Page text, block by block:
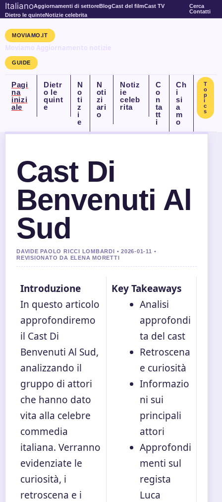
ItalianoAggiornamenti di settoreBlogCast del filmCast TV
Dietro le quinteNotizie celebrita
Cerca
Contatti
MOVIAMO.IT
Moviamo Aggiornamento notizie
GUIDE
Pagi
na
inizi
ale
Dietr
o le
quint
e
N
o
ti
z
i
e
N
oti
zi
ari
o
Notiz
ie
celeb
rita
C
o
n
ta
tt
i
Ch
i
si
a
m
o
T
o
p
i
c
s
Cast Di
Benvenuti Al
Sud
DAVIDE PAOLO RICCI LOMBARDI • 2026-01-11 •
REVISIONATO DA ELENA MORETTI
Introduzione
In questo articolo
approfondiremo
il Cast Di
Benvenuti Al Sud,
analizzando il
gruppo di attori
che hanno dato
vita alla celebre
commedia
italiana. Verranno
evidenziate le
curiosità, i
retroscena e i
Key Takeaways
Analisi
approfondi
ta del cast
Retroscena
e curiosità
Informazio
ni sui
principali
attori
Approfondi
menti sul
regista
Luca